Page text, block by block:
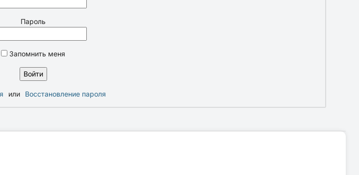
Пароль
Запомнить меня
или Восстановление пароля